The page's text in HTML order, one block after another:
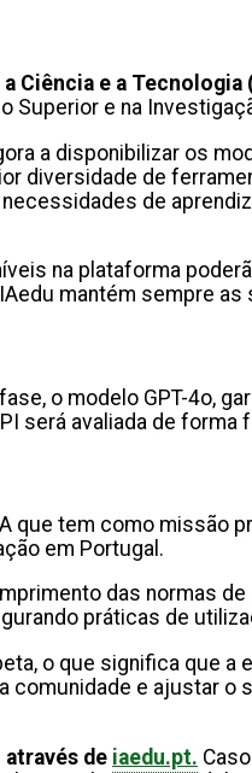
Ciência e a Tecnologia
Superior e na
a disponibilizar os
diversidade de
de
na plataforma
mantém sempre
o modelo GPT-4o,
será avaliada de
que tem como missão
em Portugal.
das normas
práticas de
o que significa que
e ajustar
de iaedu.pt.